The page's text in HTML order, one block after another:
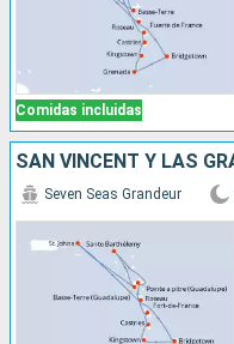
Comidas incluidas
Seven Seas Grandeur